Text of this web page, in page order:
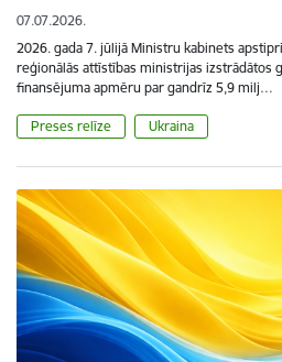
07.07.2026.
2026. gada 7. jūlijā Ministru kabinets
reģionālās attīstības ministrijas izstrādātos
finansējuma apmēru par gandrīz 5,9 milj…
Preses relīze Ukraina